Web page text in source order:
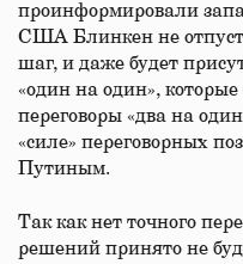
проинформировали
США Блинкен не
шаг, и даже будет
«один на один»,
переговоры «два на
«силе» переговорных
Путиным.
Так как нет точного
решений принято не